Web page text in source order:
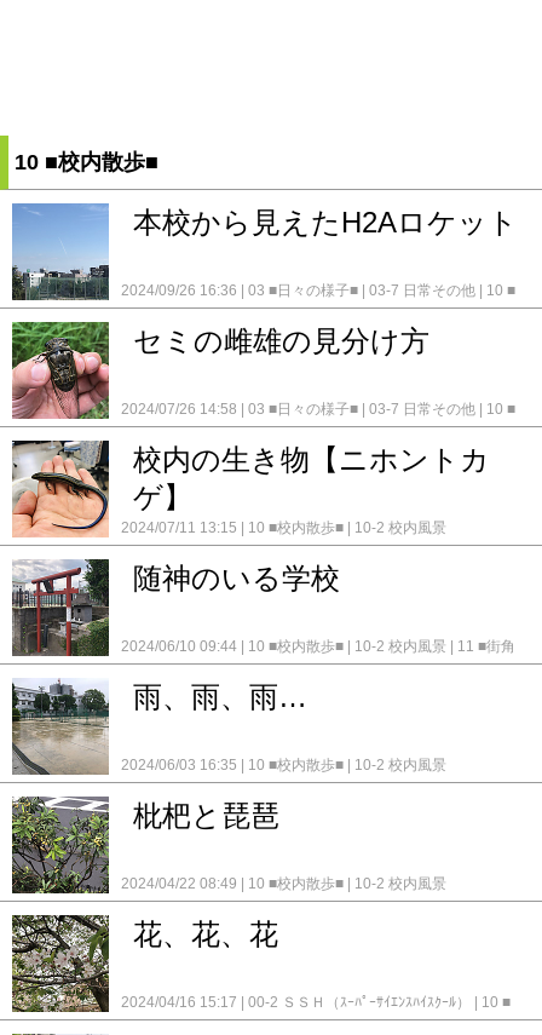
10 ■校内散歩■
本校から見えたH2Aロケット
2024/09/26 16:36 03 ■日々の様子■ 03-7 日常その他
10 ■
校内散歩■
10-2 校内風景
セミの雌雄の見分け方
2024/07/26 14:58 03 ■日々の様子■ 03-7 日常その他
10 ■
校内散歩■
10-2 校内風景
校内の生き物【ニホントカ
ゲ】
2024/07/11 13:15 10 ■校内散歩■ 10-2 校内風景
随神のいる学校
2024/06/10 09:44 10 ■校内散歩■ 10-2 校内風景
11 ■街角
散歩■
11-1 歴史散歩
雨、雨、雨…
2024/06/03 16:35 10 ■校内散歩■ 10-2 校内風景
枇杷と琵琶
2024/04/22 08:49 10 ■校内散歩■ 10-2 校内風景
花、花、花
2024/04/16 15:17 00-2 ＳＳＨ（ｽｰﾊﾟｰｻｲｴﾝｽﾊｲｽｸｰﾙ）
10 ■
校内散歩■
10-2 校内風景